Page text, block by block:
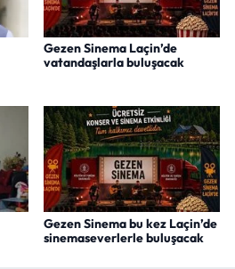
Gezen Sinema Laçin’de
vatandaşlarla buluşacak
Gezen Sinema bu kez Laçin’de
sinemaseverlerle buluşacak